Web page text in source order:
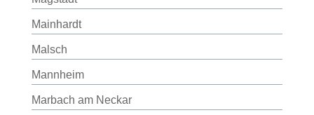
Mainhardt
Malsch
Mannheim
Marbach am Neckar